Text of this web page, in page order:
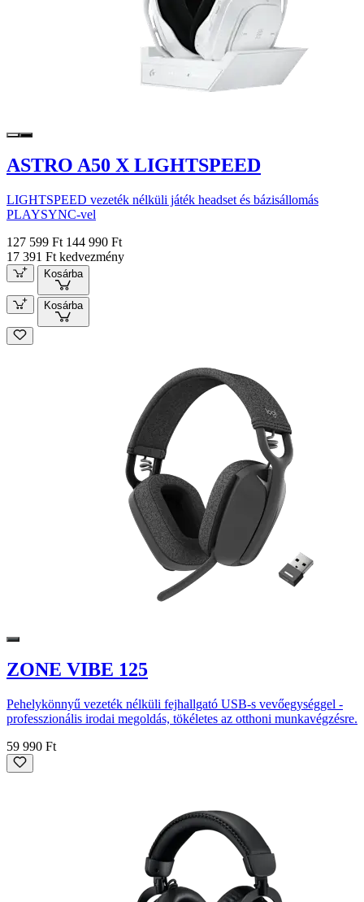
ASTRO A50 X LIGHTSPEED
LIGHTSPEED vezeték nélküli játék headset és bázisállomás
PLAYSYNC-vel
127 599 Ft 144 990 Ft
17 391 Ft kedvezmény
Kosárba
Kosárba
ZONE VIBE 125
Pehelykönnyű vezeték nélküli fejhallgató USB-s vevőegységgel -
professzionális irodai megoldás, tökéletes az otthoni munkavégzésre.
59 990 Ft